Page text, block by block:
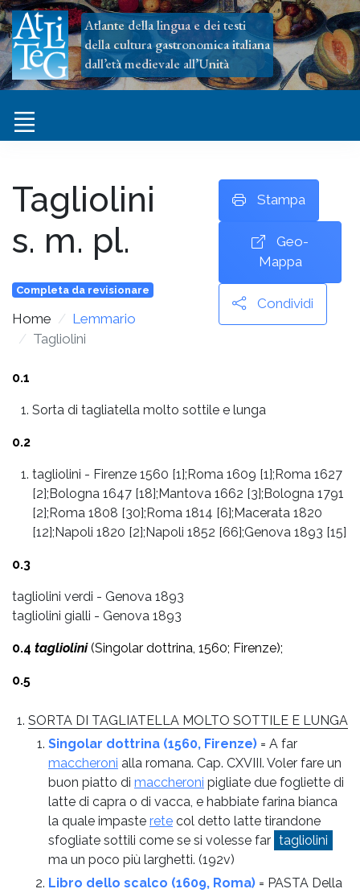
Atlante della lingua e dei testi
della cultura gastronomica italiana
dall’età medievale all’Unità
Tagliolini
s. m. pl.
Completa da revisionare
Home
Lemmario
Tagliolini
Stampa
Geo-
Mappa
Condividi
0.1
Sorta di tagliatella molto sottile e lunga
0.2
tagliolini - Firenze 1560 [1];Roma 1609 [1];Roma 1627
[2];Bologna 1647 [18];Mantova 1662 [3];Bologna 1791
[2];Roma 1808 [30];Roma 1814 [6];Macerata 1820
[12];Napoli 1820 [2];Napoli 1852 [66];Genova 1893 [15]
0.3
tagliolini verdi - Genova 1893
tagliolini gialli - Genova 1893
0.4 tagliolini (Singolar dottrina, 1560; Firenze);
0.5
SORTA DI TAGLIATELLA MOLTO SOTTILE E LUNGA
Singolar dottrina (1560, Firenze) = A far
maccheroni alla romana. Cap. CXVIII. Voler fare un
buon piatto di maccheroni pigliate due fogliette di
latte di capra o di vacca, e habbiate farina bianca
la quale impaste rete col detto latte tirandone
sfogliate sottili come se si volesse far tagliolini
ma un poco più larghetti. (192v)
Libro dello scalco (1609, Roma) = PASTA Della